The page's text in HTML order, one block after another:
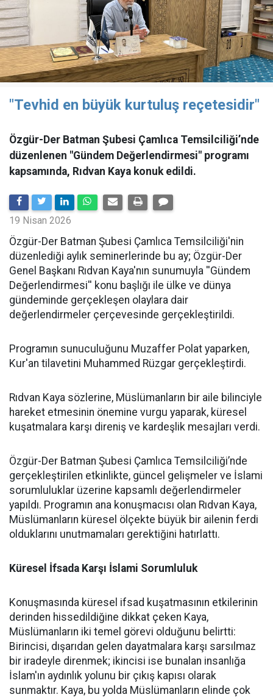
"Tevhid en büyük kurtuluş reçetesidir"
Özgür-Der Batman Şubesi Çamlıca Temsilciliği’nde
düzenlenen "Gündem Değerlendirmesi" programı
kapsamında, Rıdvan Kaya konuk edildi.
19 Nisan 2026
​Özgür-Der Batman Şubesi Çamlıca Temsilciliği'nin
düzenlediği aylık seminerlerinde bu ay; Özgür-Der
Genel Başkanı Rıdvan Kaya'nın sunumuyla ''Gündem
Değerlendirmesi'' konu başlığı ile ülke ve dünya
gündeminde gerçekleşen olaylara dair
değerlendirmeler çerçevesinde gerçekleştirildi.
Programın sunuculuğunu Muzaffer Polat yaparken,
Kur'an tilavetini Muhammed Rüzgar gerçekleştirdi.
Rıdvan Kaya sözlerine, Müslümanların bir aile bilinciyle
hareket etmesinin önemine vurgu yaparak, küresel
kuşatmalara karşı direniş ve kardeşlik mesajları verdi.
Özgür-Der Batman Şubesi Çamlıca Temsilciliği’nde
gerçekleştirilen etkinlikte, güncel gelişmeler ve İslami
sorumluluklar üzerine kapsamlı değerlendirmeler
yapıldı. Programın ana konuşmacısı olan Rıdvan Kaya,
Müslümanların küresel ölçekte büyük bir ailenin ferdi
olduklarını unutmamaları gerektiğini hatırlattı.
Küresel İfsada Karşı İslami Sorumluluk
Konuşmasında küresel ifsad kuşatmasının etkilerinin
derinden hissedildiğine dikkat çeken Kaya,
Müslümanların iki temel görevi olduğunu belirtti:
Birincisi, dışarıdan gelen dayatmalara karşı sarsılmaz
bir iradeyle direnmek; ikincisi ise bunalan insanlığa
İslam'ın aydınlık yolunu bir çıkış kapısı olarak
sunmaktır. Kaya, bu yolda Müslümanların elinde çok